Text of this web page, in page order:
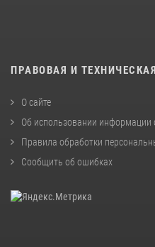
ПРАВОВАЯ И
О сайте
Об использовании информации
Правила обработки
Сообщить об ошибках